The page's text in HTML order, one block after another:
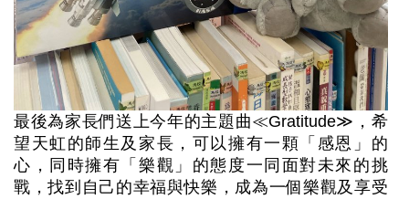
最後為家長們送上今年的主題曲≪Gratitude≫，希
望天虹的師生及家長，可以擁有一顆「感恩」的
心，同時擁有「樂觀」的態度一同面對未來的挑
戰，找到自己的幸福與快樂，成為一個樂觀及享受